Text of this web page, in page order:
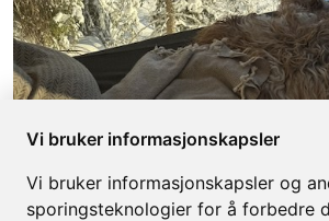
Vi bruker informasjonskapsler
Vi bruker informasjonskapsler og
sporingsteknologier for å forbedre
UNIK TRETOPPHYTTE NÆR OSLO
Les mer